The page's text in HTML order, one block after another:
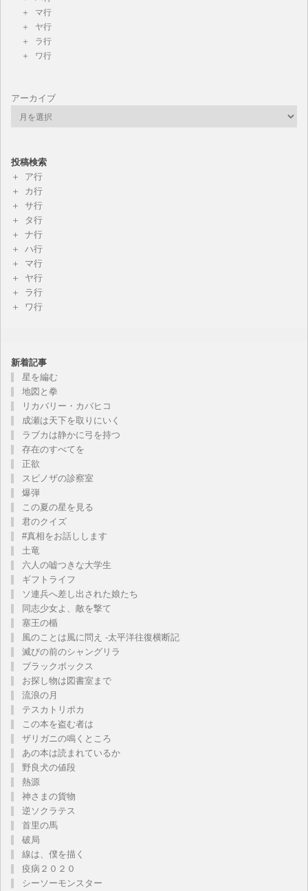
マ行
ヤ行
ラ行
ワ行
アーカイブ
投稿検索
ア行
カ行
サ行
タ行
ナ行
ハ行
マ行
ヤ行
ラ行
ワ行
新着記事
星を編む
地図と拳
リカバリー・カバヒコ
成瀬は天下を取りにいく
ラブカは静かに弓を持つ
存在のすべてを
正欲
スピノザの診察室
爆弾
この夏の星を見る
君のクイズ
#真相をお話しします
土竜
六人の嘘つきな大学生
ギフトライフ
ソ連兵へ差し出された娘たち
同志少女よ、敵を撃て
塞王の楯
風のことは風に問え -太平洋往復横断記
滅びの前のシャングリラ
ブラックボックス
お探し物は図書室まで
流浪の月
テスカトリポカ
この本を盗む者は
ザリガニの鳴くところ
あの本は読まれているか
野良犬の値段
熱源
神さまの貨物
逆ソクラテス
首里の馬
破局
線は、僕を描く
疫病２０２０
シーソーモンスター